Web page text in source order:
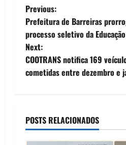
P
o
s
t
a
Previous:
Prefeitura de Barreiras
processo seletivo da
Next:
COOTRANS notifica 169
cometidas entre dezembro e
POSTS RELACIONADOS